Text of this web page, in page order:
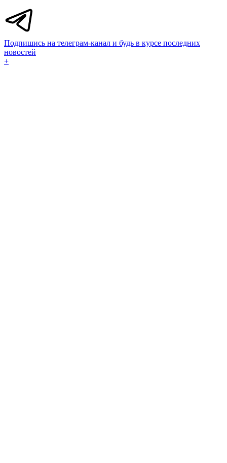
Подпишись на телеграм-канал и будь в курсе последних
новостей
+